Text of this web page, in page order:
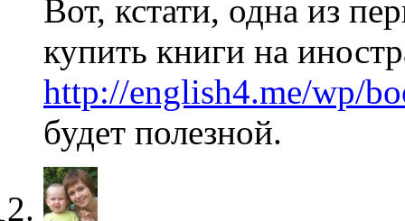
Вот, кстати, одна из
купить книги на
http://english4.me/wp/
будет полезной.